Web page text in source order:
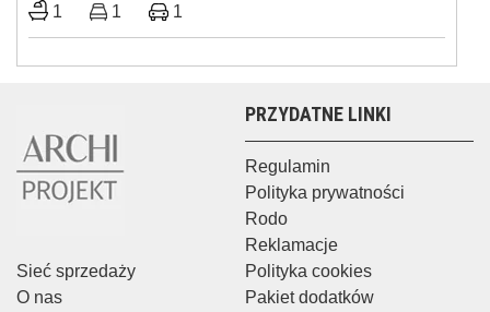
1 1 1
Sieć sprzedaży
O nas
PRZYDATNE LINKI
Regulamin
Polityka prywatności
Rodo
Reklamacje
Polityka cookies
Pakiet dodatków